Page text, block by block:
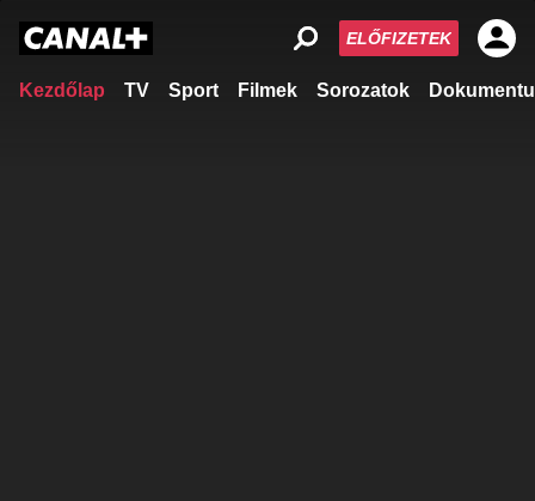
Kezdőlap TV Sport Filmek Sorozatok
ELŐFIZETEK